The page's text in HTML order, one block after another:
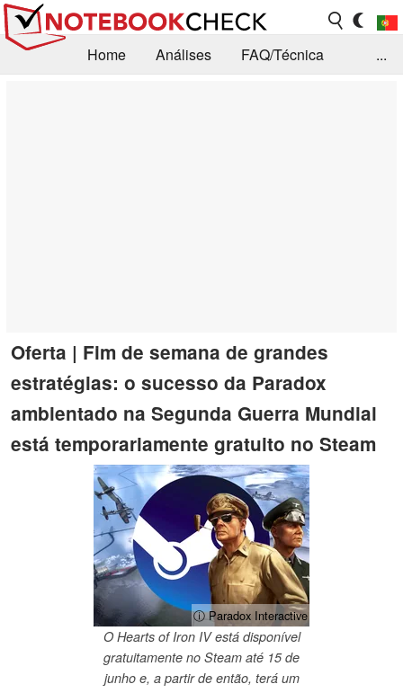
Home Análises
FAQ/Técnica
...
Oferta | Fim de semana de grandes
estratégias: o sucesso da Paradox
ambientado na Segunda Guerra Mundial
está temporariamente gratuito no Steam
ⓘ Paradox Interactive
O Hearts of Iron IV está disponível
gratuitamente no Steam até 15 de
junho e, a partir de então, terá um